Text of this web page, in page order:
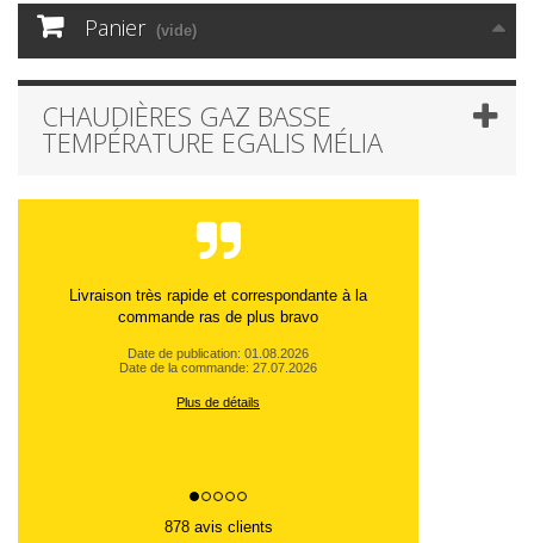
Panier (vide)
CHAUDIÈRES GAZ BASSE
TEMPÉRATURE EGALIS MÉLIA
Livraison très rapide et correspondante à la
commande ras de plus bravo
Date de publication: 01.08.2026
Date de la commande: 27.07.2026
Plus de détails
878 avis clients